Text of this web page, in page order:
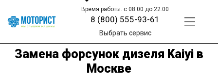
Время работы: с 08:00 до 22:00
8 (800) 555-93-61
Выбрать сервис
Замена форсунок дизеля Kaiyi в
Москве